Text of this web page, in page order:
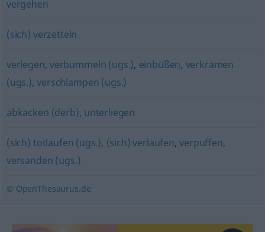
vergehen
(sich) verzetteln
verlegen, verbummeln (ugs.), einbüßen, verkramen
(ugs.),verschlampen (ugs.)
abkacken (derb), unterliegen
(sich) totlaufen (ugs.), (sich) verlaufen,verpuffen,
versanden (ugs.)
© OpenThesaurus.de